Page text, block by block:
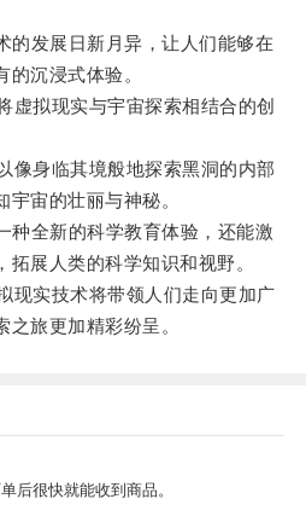
发展日新月异，让人们能够在
沉浸式体验。
拟现实与宇宙探索相结合的创
身临其境般地探索黑洞的内部
宙的壮丽与神秘。
全新的科学教育体验，还能激
展人类的科学知识和视野。
实技术将带领人们走向更加广
旅更加精彩纷呈。
后很快就能收到商品。